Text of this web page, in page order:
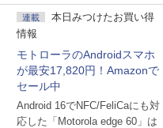
試してみた
連載
本日みつけたお買い得
情報
モトローラのAndroidスマホ
が最安17,820円！Amazonで
セール中
Android 16でNFC/FeliCaにも対
応した「Motorola edge 60」は